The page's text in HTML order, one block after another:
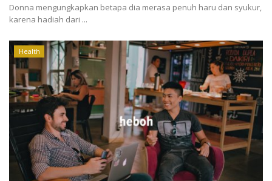
Donna mengungkapkan betapa dia merasa penuh haru dan syukur,
karena hadiah dari ...
Health